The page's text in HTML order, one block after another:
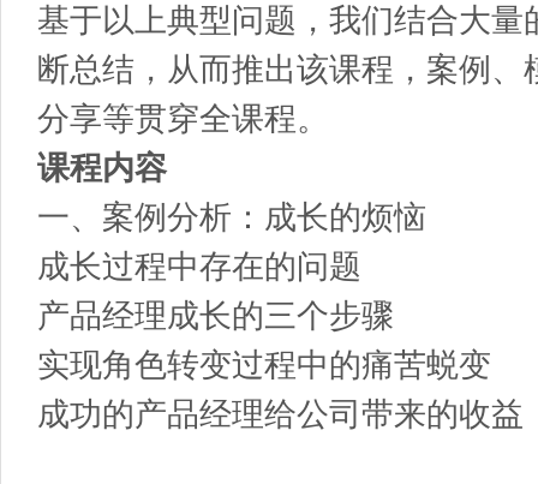
基于以上典型问题，我们结合大
断总结，从而推出该课程，案例
分享等贯穿全课程。
课程内容
一、案例分析：成长的烦恼
成长过程中存在的问题
产品经理成长的三个步骤
实现角色转变过程中的痛苦蜕变
成功的产品经理给公司带来的收益